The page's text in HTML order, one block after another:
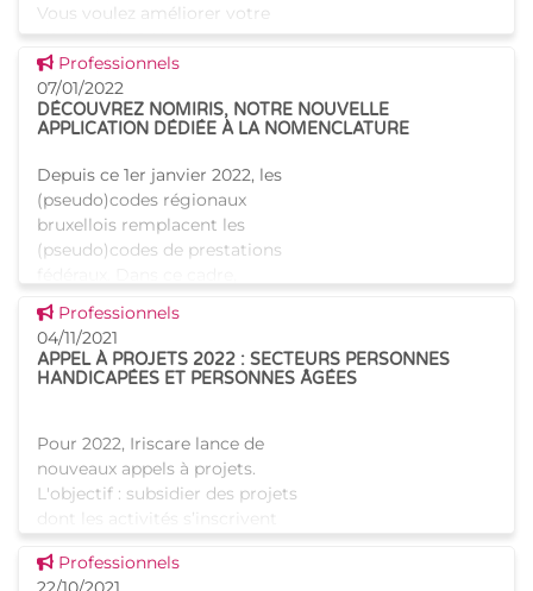
Vous voulez améliorer votre
néerlandais ? Nous avons ce
qu’il vous faut ! En automne
2021, les cours proposés
gratuitement par Iriscare e
Voir cette news
Professionnels
07/01/2022
DÉCOUVREZ NOMIRIS, NOTRE NOUVELLE
APPLICATION DÉDIÉE À LA NOMENCLATURE
Depuis ce 1er janvier 2022, les
(pseudo)codes régionaux
bruxellois remplacent les
(pseudo)codes de prestations
Iriscare a développé une
application en ligne dédiée à l
Voir cette news
Professionnels
04/11/2021
APPEL À PROJETS 2022 : SECTEURS PERSONNES
HANDICAPÉES ET PERSONNES ÂGÉES
Pour 2022, Iriscare lance de
nouveaux appels à projets.
L'objectif : subsidier des projets
dont les activités s’inscrivent
de l’aide aux personnes,
Voir cette news
Professionnels